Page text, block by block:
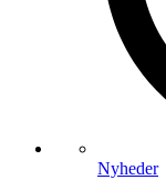
Nyheder